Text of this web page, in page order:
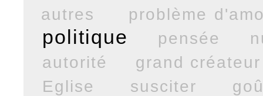
autres
problème
politique pensée
autorité
grand créateur
Eglise
susciter